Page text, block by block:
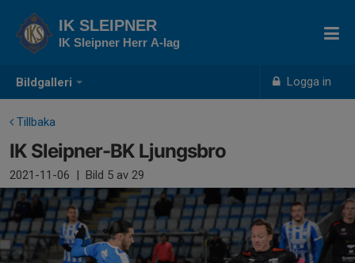
Bildgalleri Logga in
IK SLEIPNER
IK Sleipner Herr A-lag
Tillbaka
IK Sleipner-BK Ljungsbro
2021-11-06 | Bild 5 av 29